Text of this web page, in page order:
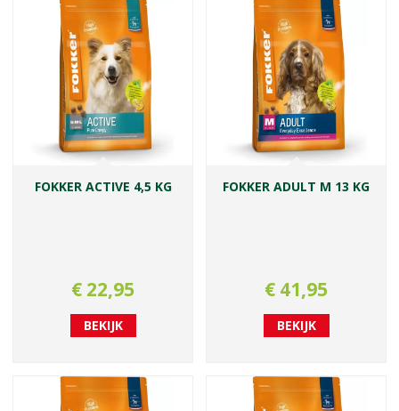
FOKKER ACTIVE 4,5 KG
€ 22,95
BEKIJK
FOKKER ADULT M 13 KG
€ 41,95
BEKIJK